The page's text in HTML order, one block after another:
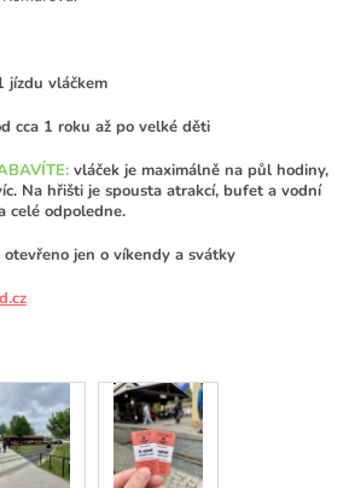
jízdu vláčkem
cca 1 roku až po velké děti
vláček je maximálně na půl hodiny,
Na hřišti je spousta atrakcí, bufet a vodní
celé odpoledne.
otevřeno jen o víkendy a svátky